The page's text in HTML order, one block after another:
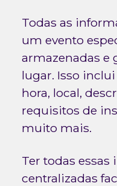
Todas as
um evento
armazenadas e
lugar. Isso
hora, local,
requisitos de
muito mais.
Ter todas essas
centralizadas